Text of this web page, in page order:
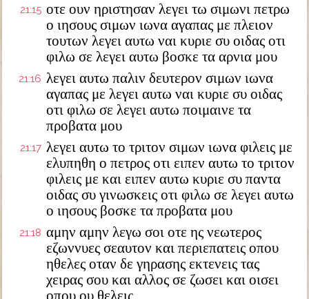
21:15 οτε ουν ηριστησαν λεγει τω σιμωνι πετρω
ο ιησους σιμων ιωνα αγαπας με πλειον
τουτων λεγει αυτω ναι κυριε συ οιδας οτι
φιλω σε λεγει αυτω βοσκε τα αρνια μου
21:16 λεγει αυτω παλιν δευτερον σιμων ιωνα
αγαπας με λεγει αυτω ναι κυριε συ οιδας
οτι φιλω σε λεγει αυτω ποιμαινε τα
προβατα μου
21:17 λεγει αυτω το τριτον σιμων ιωνα φιλεις με
ελυπηθη ο πετρος οτι ειπεν αυτω το τριτον
φιλεις με και ειπεν αυτω κυριε συ παντα
οιδας συ γινωσκεις οτι φιλω σε λεγει αυτω
ο ιησους βοσκε τα προβατα μου
21:18 αμην αμην λεγω σοι οτε ης νεωτερος
εζωννυες σεαυτον και περιεπατεις οπου
ηθελες οταν δε γηρασης εκτενεις τας
χειρας σου και αλλος σε ζωσει και οισει
οπου ου θελεις